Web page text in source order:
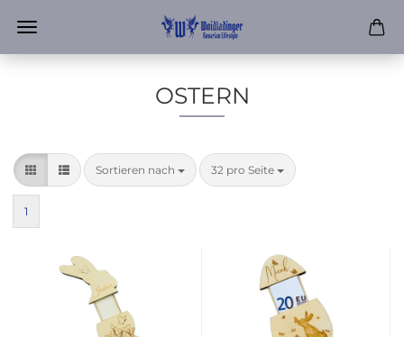
OSTERN
Sortieren nach
Sortieren nach 32 pro Seite
pro Seite
1